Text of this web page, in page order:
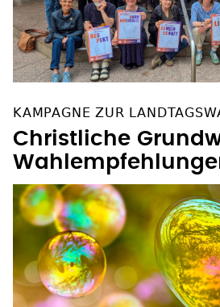
Christliche